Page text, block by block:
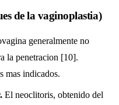
de la vaginoplastia)
generalmente no
la penetracion [10].
mas indicados.
El neoclitoris, obtenido del